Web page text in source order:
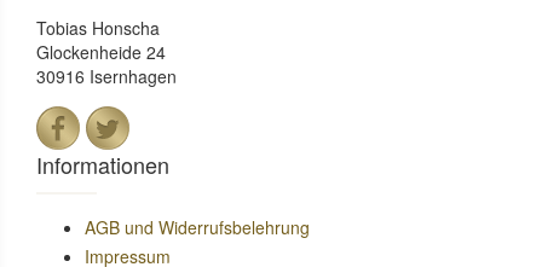
Tobias Honscha
Glockenheide 24
30916 Isernhagen
Informationen
AGB und Widerrufsbelehrung
Impressum